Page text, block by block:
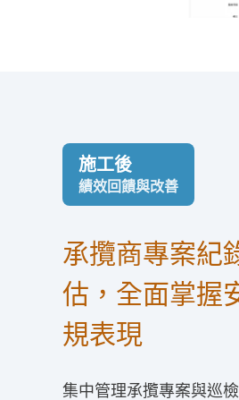
施工後
績效回饋與改善
承攬商專案紀
估，全面掌握
規表現
集中管理承攬專案與巡